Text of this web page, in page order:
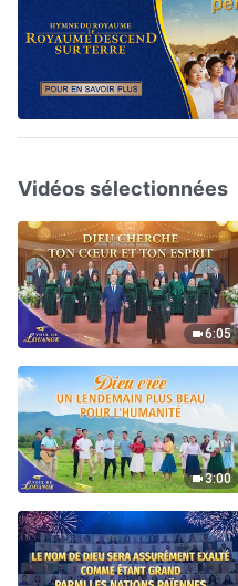
Vidéos sélectionnées
6:05
3:00